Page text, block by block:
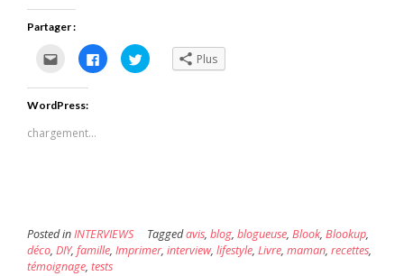
Partager :
Cliquez
pour
envoyer
par
e-
mail
un
ami(ouvre
Cliquez
pour
partager
Cliquez
pour Plus
WordPress:
chargement…
Posted inINTERVIEWS Taggedavis, blog, blogueuse, Blook, Blookup,
déco, DIY, famille, Imprimer, interview, lifestyle, Livre, maman, recettes,
témoignage, tests